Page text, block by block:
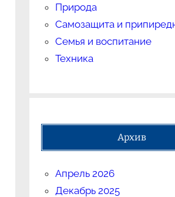
Природа
Самозащита и
Семья и воспитание
Техника
Архив
Апрель 2026
Декабрь 2025